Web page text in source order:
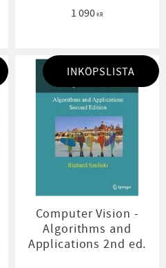
1 090KR
Computer Vision -
Algorithms and
Applications 2nd ed.
INKÖPSLISTA